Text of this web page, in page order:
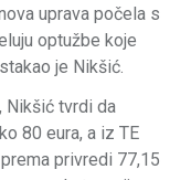
uprava počela s
optužbe koje
je Nikšić.
Nikšić tvrdi da
80 eura, a iz TE
privredi 77,15